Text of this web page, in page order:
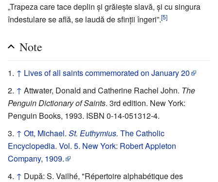
„Trapeza care tace deplin și grăiește slavă, și cu singura
îndestulare se află, se laudă de sfinții îngeri”.[5]
Note
↑ Lives of all saints commemorated on January 20
↑ Attwater, Donald and Catherine Rachel John. The
Penguin Dictionary of Saints. 3rd edition. New York:
Penguin Books, 1993. ISBN 0-14-051312-4.
↑ Ott, Michael. St. Euthymius. The Catholic
Encyclopedia. Vol. 5. New York: Robert Appleton
Company, 1909.
↑ După: S. Vailhé, "Répertoire alphabétique des